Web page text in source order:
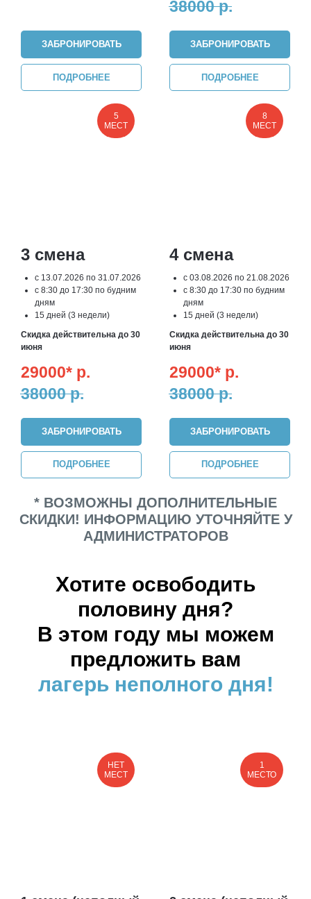
ЗАБРОНИРОВАТЬ
ПОДРОБНЕЕ
38000 р.
ЗАБРОНИРОВАТЬ
ПОДРОБНЕЕ
5
МЕСТ
3 смена
с 13.07.2026 по 31.07.2026
с 8:30 до 17:30 по будним
дням
15 дней (3 недели)
Скидка действительна до 30
июня
29000* р.
38000 р.
ЗАБРОНИРОВАТЬ
ПОДРОБНЕЕ
8
МЕСТ
4 смена
с 03.08.2026 по 21.08.2026
с 8:30 до 17:30 по будним
дням
15 дней (3 недели)
Скидка действительна до 30
июня
29000* р.
38000 р.
ЗАБРОНИРОВАТЬ
ПОДРОБНЕЕ
* ВОЗМОЖНЫ ДОПОЛНИТЕЛЬНЫЕ
СКИДКИ! ИНФОРМАЦИЮ УТОЧНЯЙТЕ У
АДМИНИСТРАТОРОВ
Хотите освободить
половину дня?
В этом году мы можем
предложить вам
лагерь неполного дня!
НЕТ
МЕСТ
1
МЕСТО